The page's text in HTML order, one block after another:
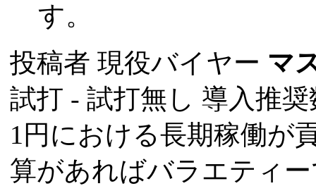
す。
投稿者 現役バイヤー マ
試打 - 試打無し 導入推
1円における長期稼働が
算があればバラエティ